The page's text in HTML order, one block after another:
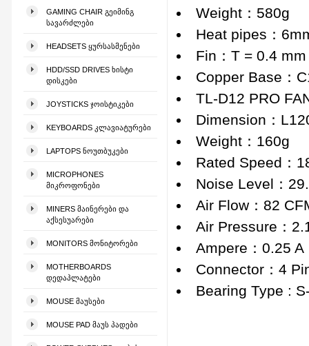
GAMING CHAIR ᲒᲔᲘᲛᲘᲜᲒ
ᲡᲐᲕᲐᲠᲫᲚᲔᲑᲘ
HEADSETS ᲧᲣᲠᲡᲐᲡᲛᲔᲜᲔᲑᲘ
HDD/SSD DRIVES ᲮᲘᲡᲢᲘ
ᲓᲘᲡᲙᲔᲑᲘ
JOYSTICKS ᲯᲝᲘᲡᲢᲘᲙᲔᲑᲘ
KEYBOARDS ᲙᲚᲐᲕᲘᲐᲢᲣᲠᲔᲑᲘ
LAPTOPS ᲜᲝᲣᲗᲑᲣᲙᲔᲑᲘ
MICROPHONES
ᲛᲘᲙᲠᲝᲤᲝᲜᲔᲑᲘ
MINERS ᲛᲐᲘᲜᲔᲠᲔᲑᲘ ᲓᲐ
ᲐᲥᲡᲔᲡᲣᲐᲠᲔᲑᲘ
MONITORS ᲛᲝᲜᲘᲢᲝᲠᲔᲑᲘ
MOTHERBOARDS
ᲓᲔᲓᲐᲞᲚᲐᲢᲔᲑᲘ
MOUSE ᲛᲐᲣᲡᲔᲑᲘ
MOUSE PAD ᲛᲐᲣᲡ ᲞᲐᲓᲔᲑᲘ
Weight：580g
Heat pipes：
Fin：T = 0.4
Copper Base：
TL-D12 PRO
Dimension：
Weight：160g
Rated Speed：
Noise Level：
Air Flow：82
Air Pressure：
Ampere：0.25 A
Connector：4
Bearing Type :